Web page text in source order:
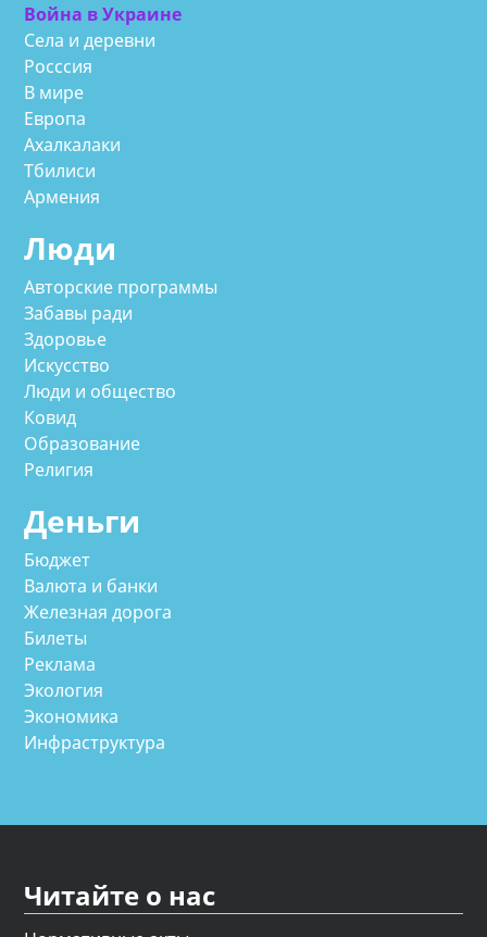
Война в Украине
Села и деревни
Росссия
В мире
Европа
Ахалкалаки
Тбилиси
Армения
Люди
Авторские программы
Забавы ради
Здоровье
Искусство
Люди и общество
Ковид
Образование
Религия
Деньги
Бюджет
Валюта и банки
Железная дорога
Билеты
Реклама
Экология
Экономика
Инфраструктура
Читайте о нас